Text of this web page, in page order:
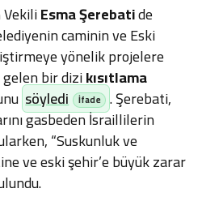
Esma Şerebatide
caminin ve Eski
yönelik projelere
gelen bir dizikısıtlama
söyledi . Şerebati,
gasbeden İsraillilerin
“Suskunluk ve
ve eski şehir’e büyük zarar